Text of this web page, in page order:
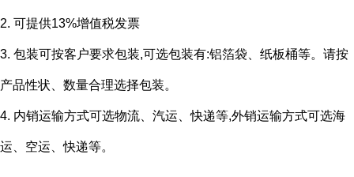
2. 可提供13%增值税发票
3. 包装可按客户要求包装,可选包装有:铝箔袋、纸板桶等。请按
产品性状、数量合理选择包装。
4. 内销运输方式可选物流、汽运、快递等,外销运输方式可选海
运、空运、快递等。